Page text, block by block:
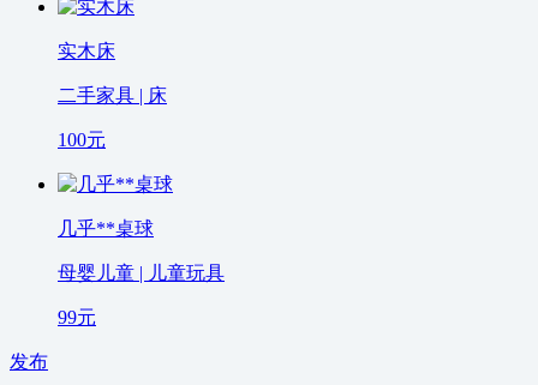
实木床
二手家具 | 床
100元
几乎**桌球
母婴儿童 | 儿童玩具
99元
发布